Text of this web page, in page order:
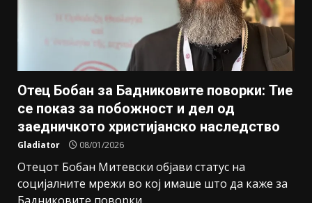
Отец Бобан за Бадниковите поворки: Тие
се показ за побожност и дел од
заедничкото христијанско наследство
Gladiator 08/01/2026
Отецот Бобан Митевски објави статус на
социјалните мрежи во кој имаше што да каже за